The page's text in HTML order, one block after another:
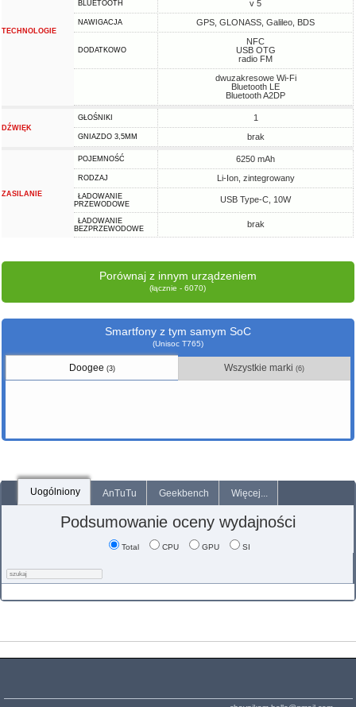
TECHNOLOGIE
BLUETOOTH v 5
NAWIGACJA GPS, GLONASS, Galileo, BDS
DODATKOWO
NFC
USB OTG
radio FM
dwuzakresowe Wi-Fi
Bluetooth LE
Bluetooth A2DP
DŹWIĘK
GŁOŚNIKI 1
GNIAZDO 3,5MM brak
ZASILANIE
POJEMNOŚĆ 6250 mAh
RODZAJ Li-Ion, zintegrowany
ŁADOWANIE
PRZEWODOWE
USB Type-C, 10W
ŁADOWANIE
BEZPRZEWODOWE
brak
Porównaj z innym urządzeniem
(łącznie - 6070)
Smartfony z tym samym SoC
(Unisoc T765)
Doogee (3) Wszystkie marki(6)
Uogólniony AnTuTu Geekbench Więcej...
Podsumowanie oceny wydajności
Total CPU GPU SI